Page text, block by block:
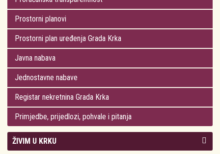
Prostorni planovi
Prostorni plan uređenja Grada Krka
Javna nabava
Jednostavne nabave
Registar nekretnina Grada Krka
Primjedbe, prijedlozi, pohvale i pitanja
ŽIVIM U KRKU